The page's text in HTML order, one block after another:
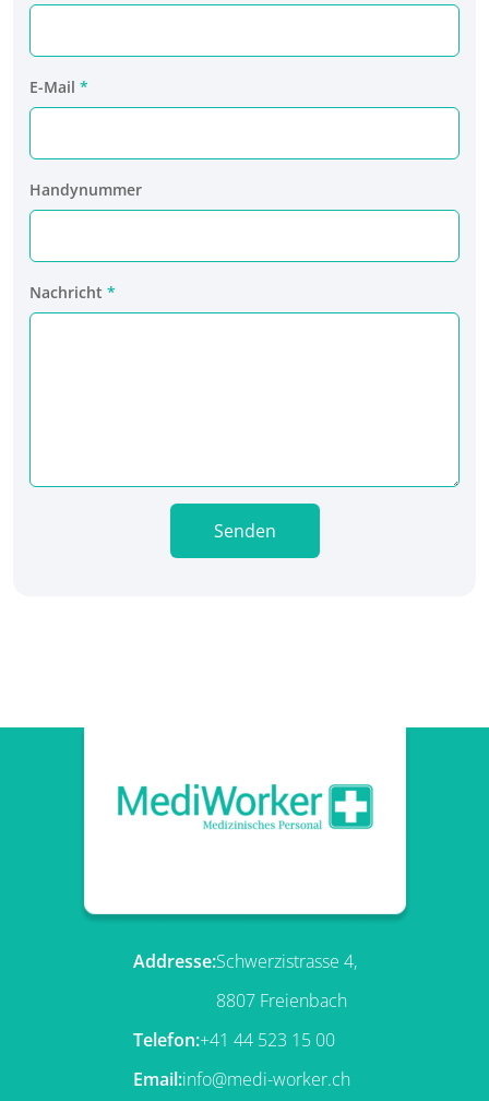
E-Mail
Handynummer
Nachricht
Senden
Addresse:Schwerzistrasse 4,
8807 Freienbach
Telefon:+41 44 523 15 00
Email:info@medi-worker.ch